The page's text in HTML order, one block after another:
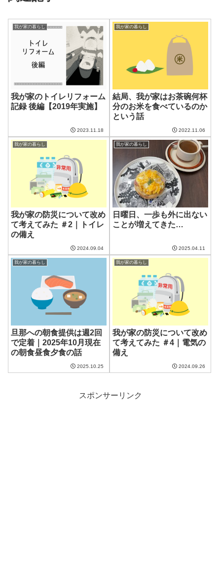
我が家の暮らし
我が家のトイレリフォーム
記録 後編【2019年実施】
2023.11.18
我が家の暮らし
結局、我が家はお茶碗何杯
分のお米を食べているのか
という話
2022.11.06
我が家の暮らし
我が家の防災について改め
て考えてみた ＃2｜トイレ
の備え
2024.09.04
我が家の暮らし
日曜日、一歩も外に出ない
ことが増えてきた…
2025.04.11
我が家の暮らし
旦那への朝食提供は週2回
で定着｜2025年10月現在
の朝食昼食夕食の話
2025.10.25
我が家の暮らし
我が家の防災について改め
て考えてみた ＃4｜電気の
備え
2024.09.26
スポンサーリンク